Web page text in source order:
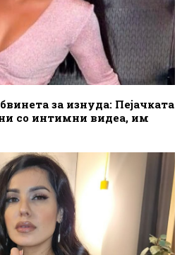
за изнуда: Пејачката
со интимни видеа, им